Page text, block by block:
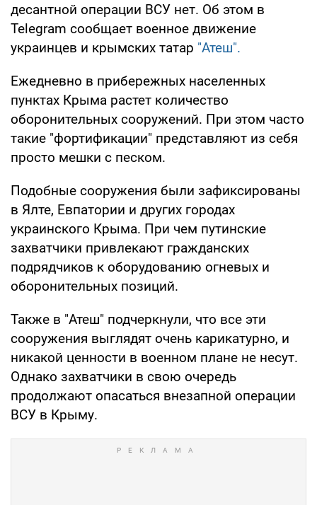
десантной операции ВСУ нет. Об этом в
Telegram сообщает военное движение
украинцев и крымских татар "Атеш".
Ежедневно в прибережных населенных
пунктах Крыма растет количество
оборонительных сооружений. При этом часто
такие "фортификации" представляют из себя
просто мешки с песком.
Подобные сооружения были зафиксированы
в Ялте, Евпатории и других городах
украинского Крыма. При чем путинские
захватчики привлекают гражданских
подрядчиков к оборудованию огневых и
оборонительных позиций.
Также в "Атеш" подчеркнули, что все эти
сооружения выглядят очень карикатурно, и
никакой ценности в военном плане не несут.
Однако захватчики в свою очередь
продолжают опасаться внезапной операции
ВСУ в Крыму.